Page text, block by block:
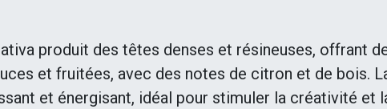
produit des têtes denses et résineuses, offrant
et fruitées, avec des notes de citron et de bois.
et énergisant, idéal pour stimuler la créativité et